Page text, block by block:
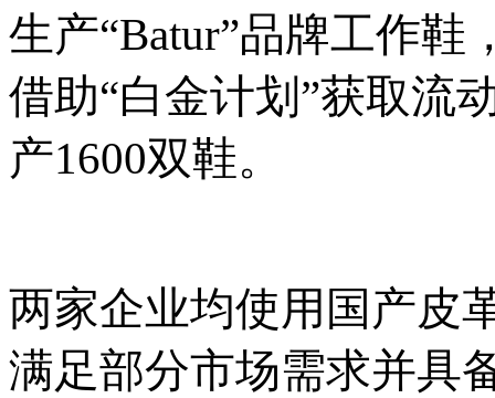
生产“Batur”品牌工作鞋
借助“白金计划”获取流
产1600双鞋。
两家企业均使用国产皮
满足部分市场需求并具